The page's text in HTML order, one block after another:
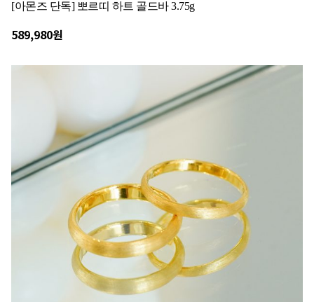
[아몬즈 단독] 뽀르띠 하트 골드바 3.75g
589,980원